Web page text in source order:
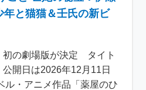
年と猫猫＆壬氏の新ビ
初の劇場版が決定 タイト
開日は2026年12月11日
ル・アニメ作品「薬屋のひ